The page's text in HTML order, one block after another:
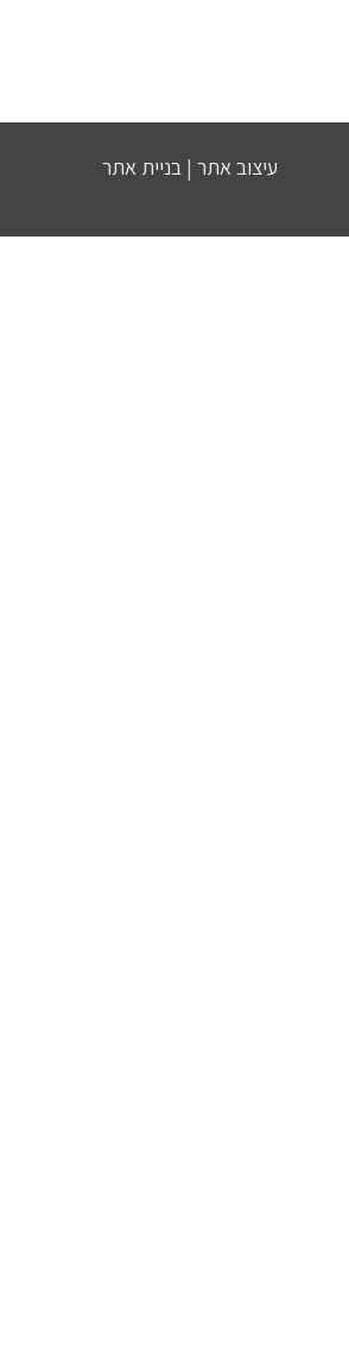
עיצוב אתר | בניית אתר